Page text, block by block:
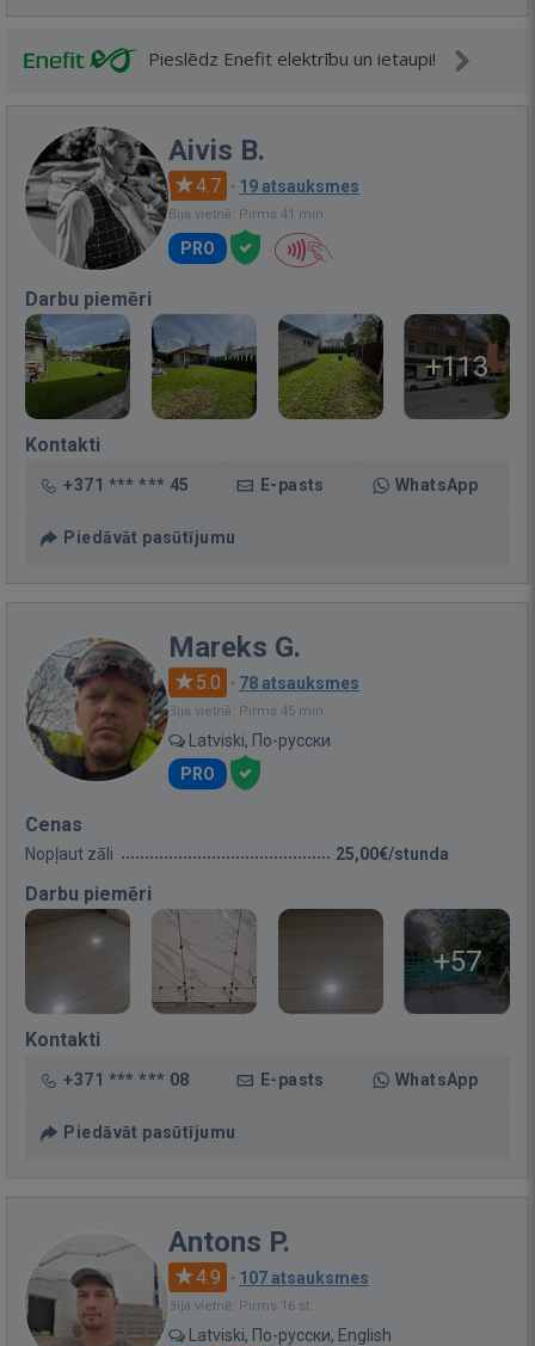
Pieslēdz Enefit elektrību un ietaupi!
Aivis B.
4.7 · 19 atsauksmes
Bija vietnē: Pirms 41 min.
PRO
Darbu piemēri
+113
Kontakti
+371 *** *** 45 E-pasts WhatsApp
Piedāvāt pasūtījumu
Mareks G.
5.0 · 78 atsauksmes
Bija vietnē: Pirms 45 min.
Latviski, По-русски
PRO
Cenas
Nopļaut zāli 25,00€/stunda
Darbu piemēri
+57
Kontakti
+371 *** *** 08 E-pasts WhatsApp
Piedāvāt pasūtījumu
Antons P.
4.9 · 107 atsauksmes
Bija vietnē: Pirms 16 st.
Latviski, По-русски, English